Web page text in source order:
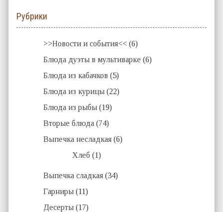
Рубрики
>>Новости и события<< (6)
Блюда дуэты в мультиварке (6)
Блюда из кабачков (5)
Блюда из курицы (22)
Блюда из рыбы (19)
Вторые блюда (74)
Выпечка несладкая (6)
Хлеб (1)
Выпечка сладкая (34)
Гарниры (11)
Десерты (17)